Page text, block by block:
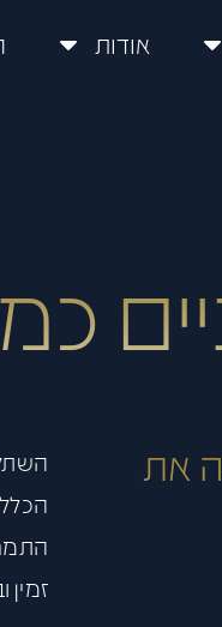
אודות
את